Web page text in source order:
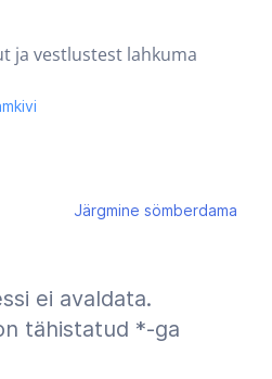
ja vestlustest lahkuma
Järgmine sömberdama
ei avaldata.
tähistatud *-ga